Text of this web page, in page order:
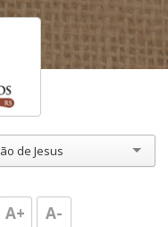
de Jesus
A+ A-